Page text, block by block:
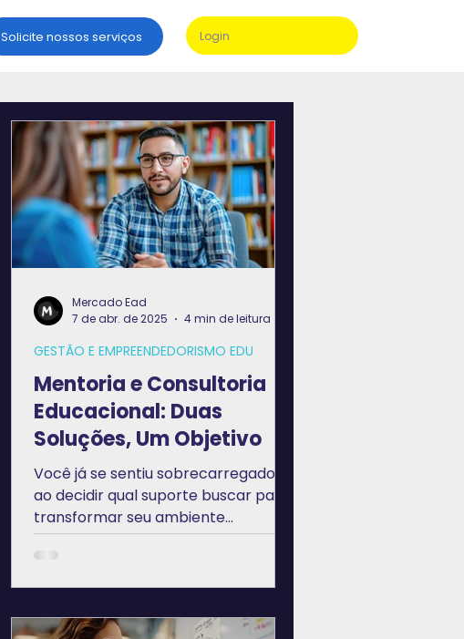
Solicite nossos serviços Login
Mentoria e Consultoria
Educacional: Duas
Soluções, Um Objetivo
Você já se sentiu sobrecarregado
ao decidir qual suporte buscar para
transformar seu ambiente
educacional?
GESTÃO E EMPREENDEDORISMO EDU
Mercado Ead
7 de abr. de 2025
4 min de leitura